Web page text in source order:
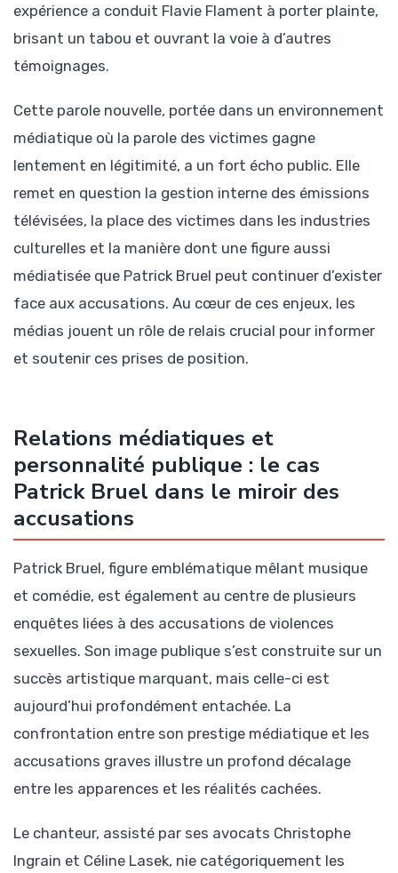
expérience a conduit Flavie Flament à porter plainte,
brisant un tabou et ouvrant la voie à d’autres
témoignages.
Cette parole nouvelle, portée dans un environnement
médiatique où la parole des victimes gagne
lentement en légitimité, a un fort écho public. Elle
remet en question la gestion interne des émissions
télévisées, la place des victimes dans les industries
culturelles et la manière dont une figure aussi
médiatisée que Patrick Bruel peut continuer d’exister
face aux accusations. Au cœur de ces enjeux, les
médias jouent un rôle de relais crucial pour informer
et soutenir ces prises de position.
Relations médiatiques et
personnalité publique : le cas
Patrick Bruel dans le miroir des
accusations
Patrick Bruel, figure emblématique mêlant musique
et comédie, est également au centre de plusieurs
enquêtes liées à des accusations de violences
sexuelles. Son image publique s’est construite sur un
succès artistique marquant, mais celle-ci est
aujourd’hui profondément entachée. La
confrontation entre son prestige médiatique et les
accusations graves illustre un profond décalage
entre les apparences et les réalités cachées.
Le chanteur, assisté par ses avocats Christophe
Ingrain et Céline Lasek, nie catégoriquement les